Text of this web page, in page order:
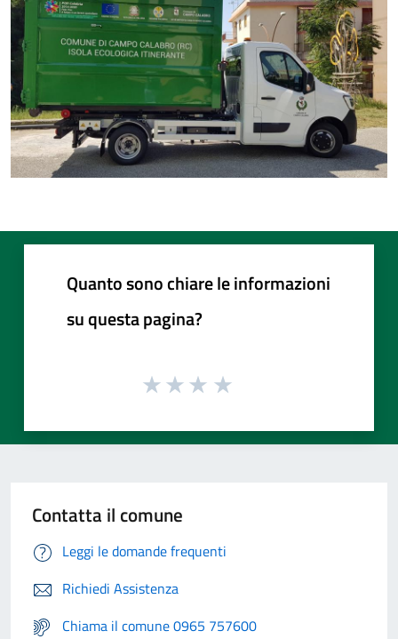
Quanto sono chiare le informazioni
su questa pagina?
Contatta il comune
Leggi le domande frequenti
Richiedi Assistenza
Chiama il comune 0965 757600